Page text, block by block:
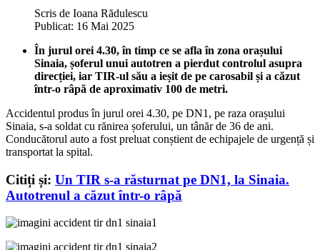
Scris de Ioana Rădulescu
Publicat: 16 Mai 2025
În jurul orei 4.30, în timp ce se afla în zona orașului
Sinaia, șoferul unui autotren a pierdut controlul asupra
direcției, iar TIR-ul său a ieșit de pe carosabil și a căzut
într-o râpă de aproximativ 100 de metri.
Accidentul produs în jurul orei 4.30, pe DN1, pe raza orașului
Sinaia, s-a soldat cu rănirea șoferului, un tânăr de 36 de ani.
Conducătorul auto a fost preluat conștient de echipajele de urgență și
transportat la spital.
Citiți și: Un TIR s-a răsturnat pe DN1, la Sinaia.
Autotrenul a căzut într-o râpă